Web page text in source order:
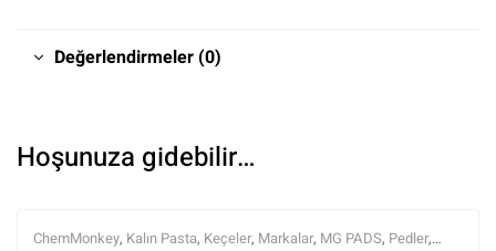
Değerlendirmeler (0)
Hoşunuza gidebilir…
ChemMonkey, Kalın Pasta, Keçeler, Markalar, MG PADS, Pedler,